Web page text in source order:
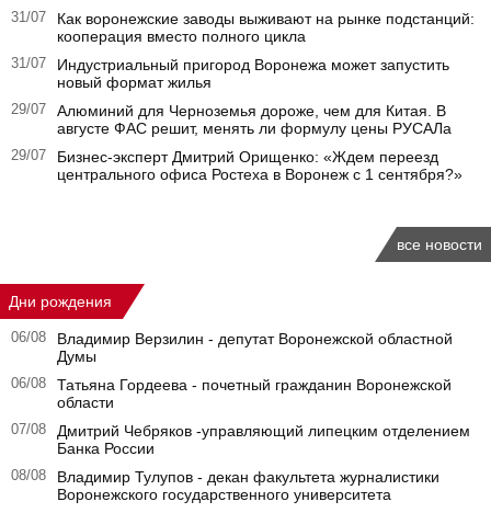
31/07
Как воронежские заводы выживают на рынке подстанций:
кооперация вместо полного цикла
31/07
Индустриальный пригород Воронежа может запустить
новый формат жилья
29/07
Алюминий для Черноземья дороже, чем для Китая. В
августе ФАС решит, менять ли формулу цены РУСАЛа
29/07
Бизнес-эксперт Дмитрий Орищенко: «Ждем переезд
центрального офиса Ростеха в Воронеж с 1 сентября?»
все новости
Дни рождения
06/08
Владимир Верзилин - депутат Воронежской областной
Думы
06/08
Татьяна Гордеева - почетный гражданин Воронежской
области
07/08
Дмитрий Чебряков -управляющий липецким отделением
Банка России
08/08
Владимир Тулупов - декан факультета журналистики
Воронежского государственного университета